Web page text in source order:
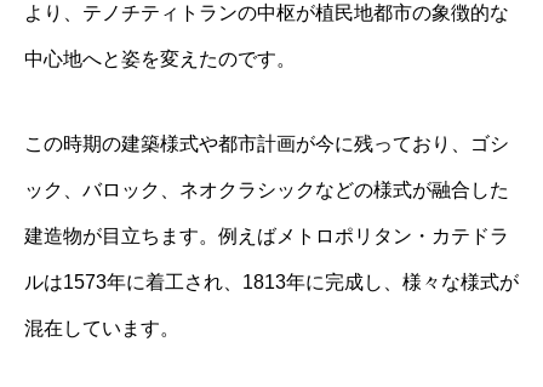
より、テノチティトランの中枢が植民地都市の象徴的な
中心地へと姿を変えたのです。
この時期の建築様式や都市計画が今に残っており、ゴシ
ック、バロック、ネオクラシックなどの様式が融合した
建造物が目立ちます。例えばメトロポリタン・カテドラ
ルは1573年に着工され、1813年に完成し、様々な様式が
混在しています。